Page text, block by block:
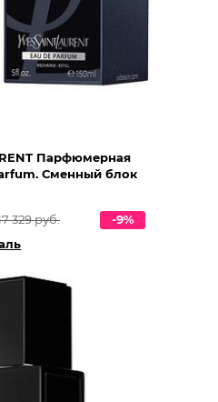
Парфюмерная
Сменный блок
329 руб.
-9%